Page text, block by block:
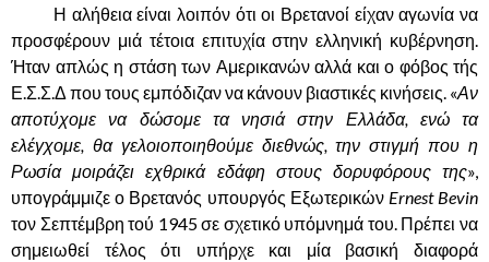
Η αλήθεια είναι λοιπόν ότι οι Βρετανοί είχαν αγωνία να
προσφέρουν μιά τέτοια επιτυχία στην ελληνική κυβέρνηση.
Ήταν απλώς η στάση των Αμερικανών αλλά και ο φόβος τής
Ε.Σ.Σ.Δ που τους εμπόδιζαν να κάνουν βιαστικές κινήσεις. «Αν
αποτύχομε να δώσομε τα νησιά στην Ελλάδα, ενώ τα
ελέγχομε, θα γελοιοποιηθούμε διεθνώς, την στιγμή που η
Ρωσία μοιράζει εχθρικά εδάφη στους δορυφόρους της»,
υπογράμμιζε ο Βρετανός υπουργός Εξωτερικών Ernest Bevin
τον Σεπτέμβρη τού 1945 σε σχετικό υπόμνημά του. Πρέπει να
σημειωθεί τέλος ότι υπήρχε και μία βασική διαφορά